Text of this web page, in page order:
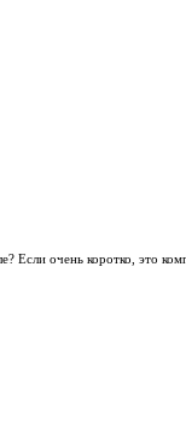
Если очень коротко, это